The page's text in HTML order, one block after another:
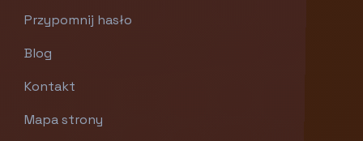
Przypomnij hasło
Blog
Kontakt
Mapa strony